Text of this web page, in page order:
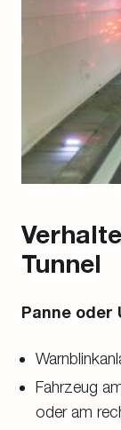
Tunnel
Panne oder
Fahrzeug
oder am